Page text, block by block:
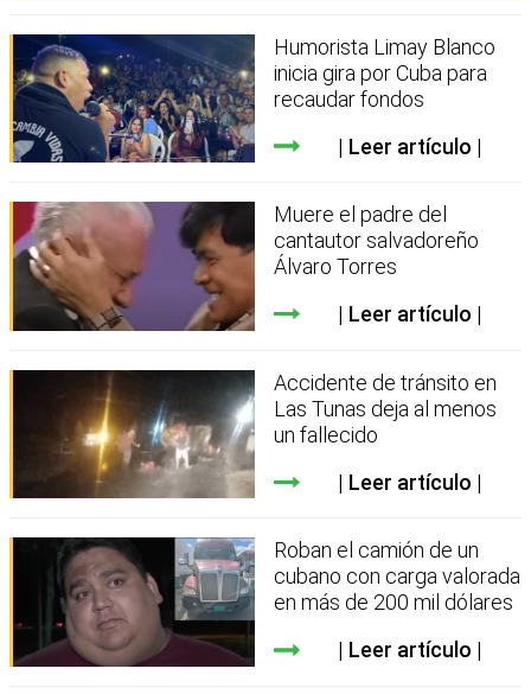
Humorista Limay Blanco
inicia gira por Cuba para
recaudar fondos
Leer artículo
Muere el padre del
cantautor salvadoreño
Álvaro Torres
Leer artículo
Accidente de tránsito en
Las Tunas deja al menos
un fallecido
Leer artículo
Roban el camión de un
cubano con carga valorada
en más de 200 mil dólares
Leer artículo